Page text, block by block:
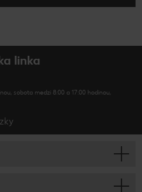
linka
sobota medzi 8:00 a 17:00 hodinou,